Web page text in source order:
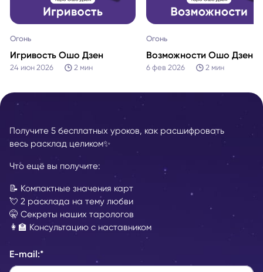
Огонь
Игривость Ошо Дзен
24 июн 2026 2 мин
Огонь
Возможности Ошо Дзен
6 фев 2026 2 мин
Получите 5 бесплатных уроков, как расшифровать
весь расклад целиком✨
Что ещё вы получите:
📝 Компактные значения карт
💘 2 расклада на тему любви
🤫 Секреты наших тарологов
👩‍🏫 Консультацию с наставником
E-mail:*